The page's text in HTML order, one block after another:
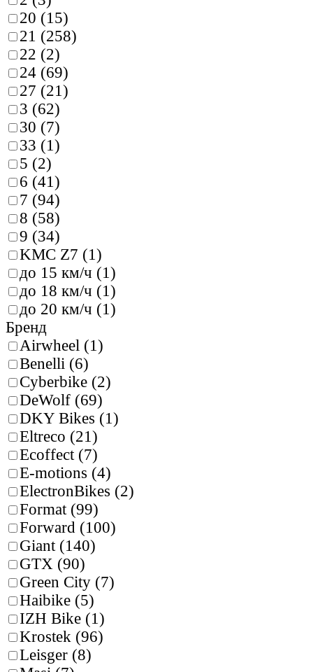
20 (15)
21 (258)
22 (2)
24 (69)
27 (21 )
3 (62)
30 (7)
33 (1 )
5 (2)
6 (41 )
7 (94)
8 (58)
9 (34)
KMC Z7 (1 )
до 15 км/ч (1 )
до 18 км/ч (1 )
до 20 км/ч (1 )
Бренд
Airwheel (1 )
Benelli (6)
Cyberbike (2)
DeWolf (69)
DKY Bikes (1 )
Eltreco (21 )
Ecoffect (7)
E-motions (4)
ElectronBikes (2)
Format (99)
Forward (100)
Giant (140)
GTX (90)
Green City (7)
Haibike (5)
IZH Bike (1 )
Krostek (96)
Leisger (8)